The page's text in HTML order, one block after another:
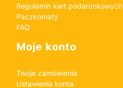
Regulamin kart podarunkowych
Paczkomaty
FAQ
Moje konto
Twoje zamówienia
Ustawienia konta